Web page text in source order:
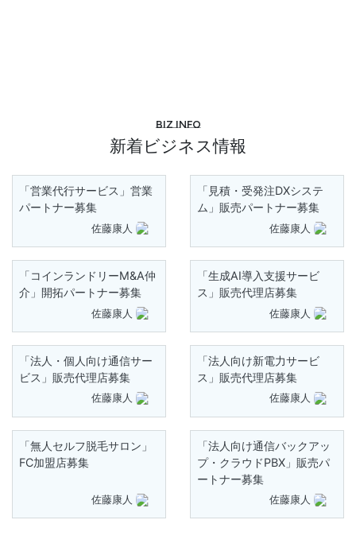
Biz info
新着ビジネス情報
「営業代行サービス」営業
パートナー募集
佐藤康人
「見積・受発注DXシステ
ム」販売パートナー募集
佐藤康人
「コインランドリーM&A仲
介」開拓パートナー募集
佐藤康人
「生成AI導入支援サービ
ス」販売代理店募集
佐藤康人
「法人・個人向け通信サー
ビス」販売代理店募集
佐藤康人
「法人向け新電力サービ
ス」販売代理店募集
佐藤康人
「無人セルフ脱毛サロン」
FC加盟店募集
佐藤康人
「法人向け通信バックアッ
プ・クラウドPBX」販売パ
ートナー募集
佐藤康人